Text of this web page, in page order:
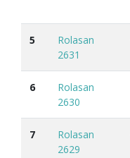
5
Rolasan
2631
6
Rolasan
2630
7
Rolasan
2629